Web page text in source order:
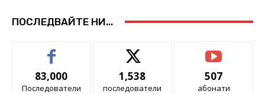
ПОСЛЕДВАЙТЕ НИ...
83,000
Последователи
1,538
последователи
507
абонати